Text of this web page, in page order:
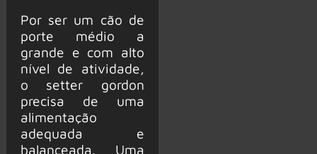
Por ser um cão de
porte médio a
grande e com alto
nível de atividade,
o setter gordon
precisa de uma
alimentação
adequada e
balanceada. Uma